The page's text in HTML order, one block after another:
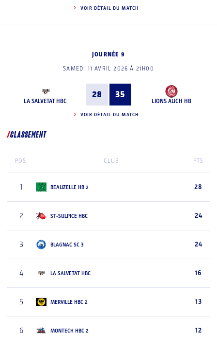
VOIR DÉTAIL DU MATCH
JOURNÉE 9
SAMEDI 11 AVRIL 2026 À 21H00
LA SALVETAT HBC
28 35
LIONS AUCH HB
VOIR DÉTAIL DU MATCH
CLASSEMENT
POS. CLUB PTS
1 BEAUZELLE HB 2 28
2 ST-SULPICE HBC 24
3 BLAGNAC SC 3 24
4 LA SALVETAT HBC 16
5 MERVILLE HBC 2 13
6 MONTECH HBC 2 12